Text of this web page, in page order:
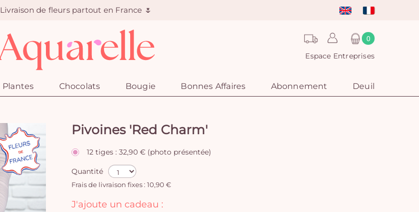
Livraison de fleurs partout en France 🌷
0
Espace Entreprises
Plantes Chocolats Bougie Bonnes Affaires Abonnement Deuil
Pivoines 'Red Charm'
12 tiges : 32,90 € (photo présentée)
Quantité
Frais de livraison fixes : 10,90 €
J'ajoute un cadeau :